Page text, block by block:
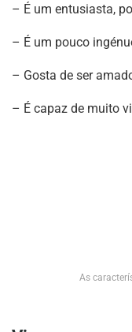
– É um entusiasta,
– É um pouco
– Gosta de ser
– É capaz de muito
As